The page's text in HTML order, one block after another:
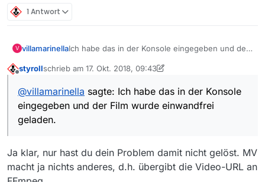
1 Antwort
V villamarinellaIch habe das in der Konsole eingegeben und der
ffmpeg -i http://wdradaptiv-
753602/,1753602_20460555,1753602_20460554,1
753602_20460557,1753602_20460558,1753602_2
Allerdings dauerte das so lange wie der Film
dauert.
styrollschrieb am 17. Okt. 2018, 09:43
zuletzt editiert von styroll
@villamarinella sagte: Ich habe das in der Konsole
eingegeben und der Film wurde einwandfrei
geladen.
Ja klar, nur hast du dein Problem damit nicht gelöst. MV
macht ja nichts anderes, d.h. übergibt die Video-URL an